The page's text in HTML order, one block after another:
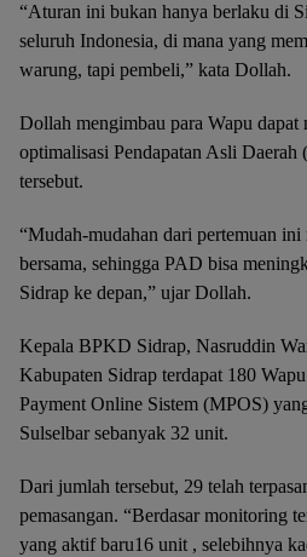
“Aturan ini bukan hanya berlaku di
seluruh Indonesia, di mana yang
warung, tapi pembeli,” kata Dollah.
Dollah mengimbau para Wapu dapat
optimalisasi Pendapatan Asli
tersebut.
“Mudah-mudahan dari pertemuan ini
bersama, sehingga PAD bisa
Sidrap ke depan,” ujar Dollah.
Kepala BPKD Sidrap, Nasruddin
Kabupaten Sidrap terdapat 180
Payment Online Sistem (MPOS)
Sulselbar sebanyak 32 unit.
Dari jumlah tersebut, 29 telah
pemasangan. “Berdasar monitoring
yang aktif baru16 unit , selebihnya